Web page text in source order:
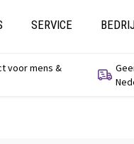
SERVICE
voor mens &